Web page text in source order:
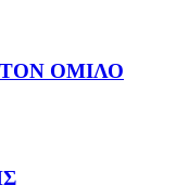
ΤΟΝ ΟΜΙΛΟ